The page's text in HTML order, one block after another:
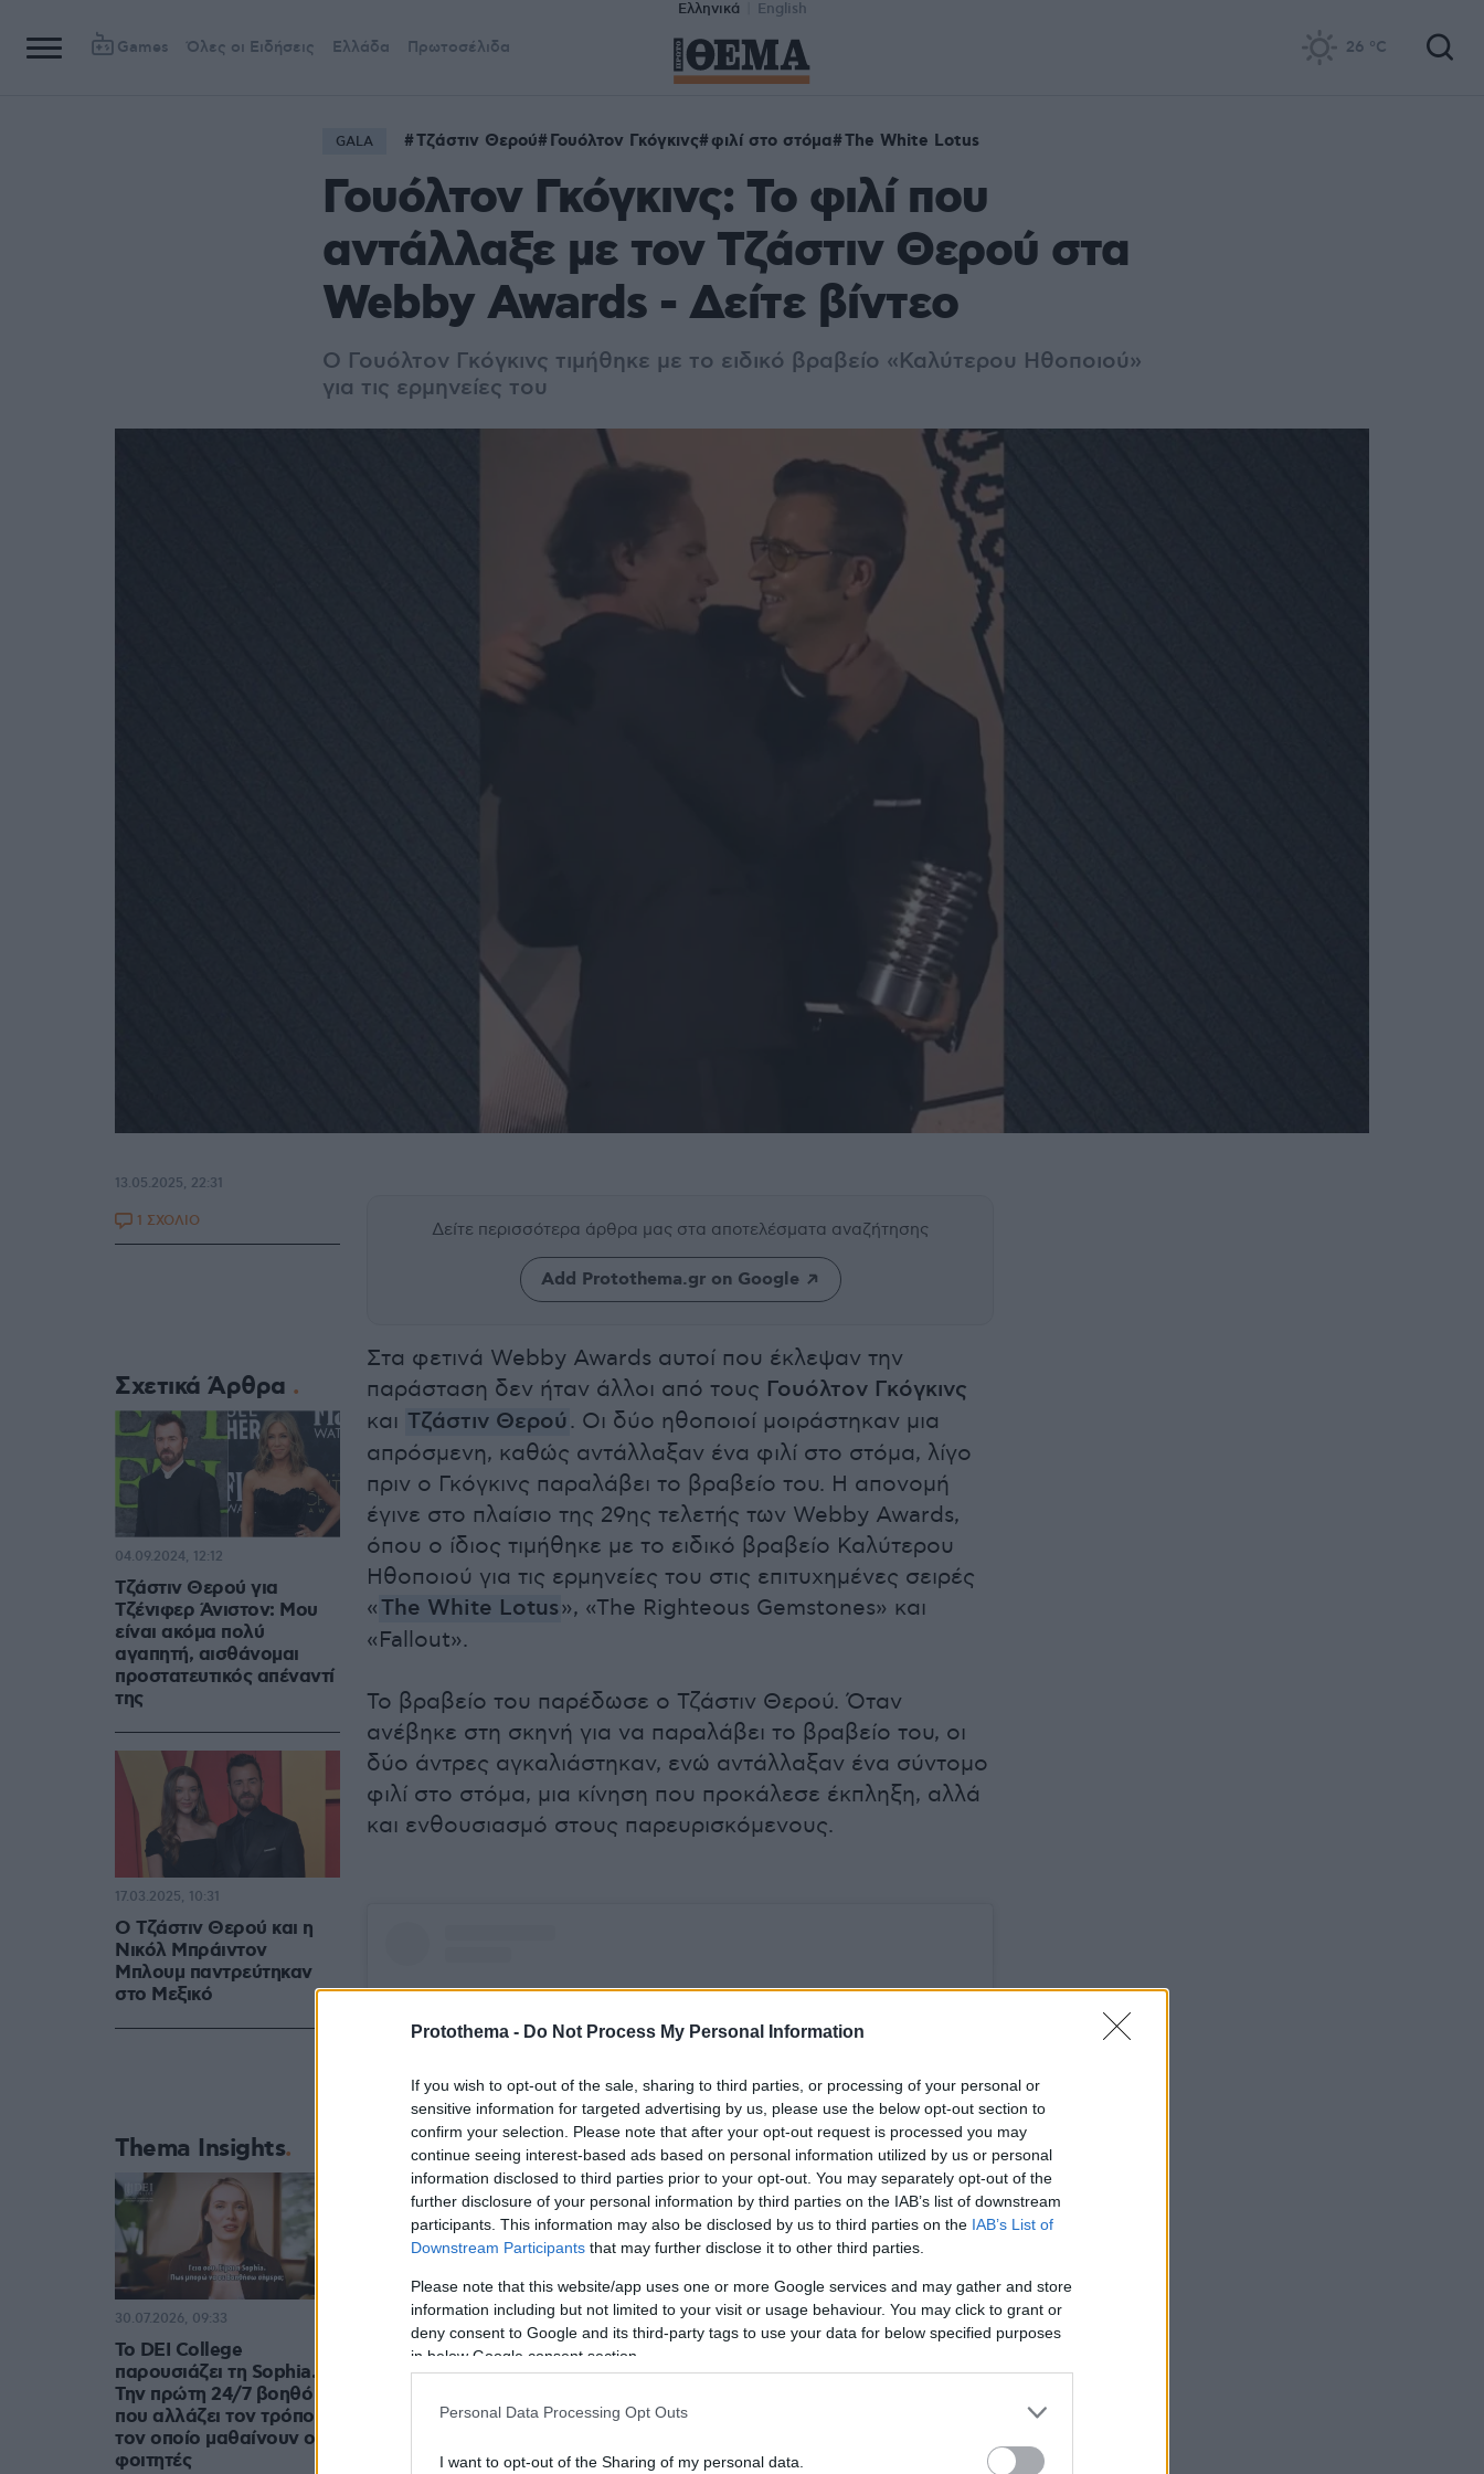
Protothema - Do Not Process My Personal Information
If you wish to opt-out of the sale, sharing to third parties, or processing of your personal or
sensitive information for targeted advertising by us, please use the below opt-out section to
confirm your selection. Please note that after your opt-out request is processed you may
continue seeing interest-based ads based on personal information utilized by us or personal
information disclosed to third parties prior to your opt-out. You may separately opt-out of the
further disclosure of your personal information by third parties on the IAB’s list of downstream
participants. This information may also be disclosed by us to third parties on the IAB’s List of
Downstream Participants that may further disclose it to other third parties.
Please note that this website/app uses one or more Google services and may gather and store
information including but not limited to your visit or usage behaviour. You may click to grant or
deny consent to Google and its third-party tags to use your data for below specified purposes
in below Google consent section.
Personal Data Processing Opt Outs
I want to opt-out of the Sharing of my personal data.
Ελληνικά English
Games Όλες οι Ειδήσεις Ελλάδα Πρωτοσέλιδα 26 °C
GALA Τζάστιν Θερού Γουόλτον Γκόγκινς φιλί στο στόμα The White Lotus
Γουόλτον Γκόγκινς: Το φιλί που
αντάλλαξε με τον Τζάστιν Θερού στα
Webby Awards - Δείτε βίντεο
Ο Γουόλτον Γκόγκινς τιμήθηκε με το ειδικό βραβείο «Καλύτερου Ηθοποιού»
για τις ερμηνείες του
Δείτε περισσότερα άρθρα μας στα αποτελέσματα αναζήτησης
Add Protothema.gr on Google
Στα φετινά Webby Awards αυτοί που έκλεψαν την
παράσταση δεν ήταν άλλοι από τους Γουόλτον Γκόγκινς
και Τζάστιν Θερού. Οι δύο ηθοποιοί μοιράστηκαν μια
απρόσμενη, καθώς αντάλλαξαν ένα φιλί στο στόμα, λίγο
πριν ο Γκόγκινς παραλάβει το βραβείο του. Η απονομή
έγινε στο πλαίσιο της 29ης τελετής των Webby Awards,
όπου ο ίδιος τιμήθηκε με το ειδικό βραβείο Καλύτερου
Ηθοποιού για τις ερμηνείες του στις επιτυχημένες σειρές
«The White Lotus», «The Righteous Gemstones» και
«Fallout».
Το βραβείο του παρέδωσε ο Τζάστιν Θερού. Όταν
ανέβηκε στη σκηνή για να παραλάβει το βραβείο του, οι
δύο άντρες αγκαλιάστηκαν, ενώ αντάλλαξαν ένα σύντομο
φιλί στο στόμα, μια κίνηση που προκάλεσε έκπληξη, αλλά
και ενθουσιασμό στους παρευρισκόμενους.
View this post on Instagram
13.05.2025, 22:31
1 ΣΧΟΛΙΟ
Σχετικά Άρθρα
Τζάστιν Θερού για
Τζένιφερ Άνιστον: Μου
είναι ακόμα πολύ
αγαπητή, αισθάνομαι
προστατευτικός απέναντί
της
04.09.2024, 12:12
Ο Τζάστιν Θερού και η
Νικόλ Μπράιντον
Μπλουμ παντρεύτηκαν
στο Μεξικό
17.03.2025, 10:31
Thema Insights
Το DEI College
παρουσιάζει τη Sophia.
Την πρώτη 24/7 βοηθό AI
που αλλάζει τον τρόπο με
τον οποίο μαθαίνουν οι
φοιτητές
30.07.2026, 09:33